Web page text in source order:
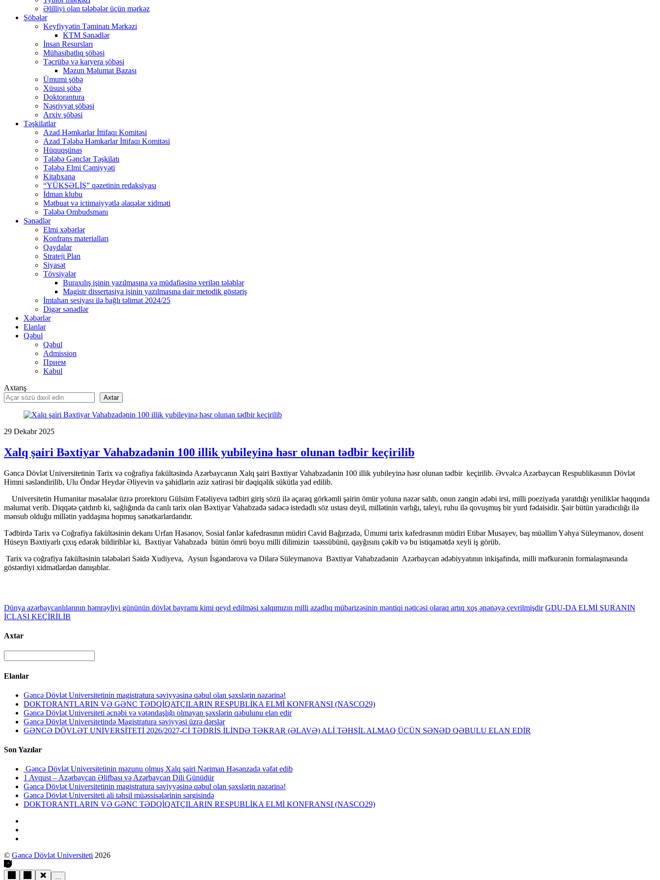
Əlilliyi olan tələbələr üçün mərkəz
Şöbələr
Keyfiyyətin Təminatı Mərkəzi
KTM Sənədlər
İnsan Resursları
Mühasibatlıq şöbəsi
Təcrübə və karyera şöbəsi
Məzun Məlumat Bazası
Ümumi şöbə
Xüsusi şöbə
Doktorantura
Nəşriyyat şöbəsi
Arxiv şöbəsi
Təşkilatlar
Azad Həmkarlar İttifaqı Komitəsi
Azad Tələbə Həmkarlar İttifaqı Komitəsi
Hüquqşünas
Tələbə Gənclər Təşkilatı
Tələbə Elmi Cəmiyyəti
Kitabxana
“YÜKSƏLİŞ” qəzetinin redaksiyası
İdman klubu
Mətbuat və ictimaiyyətlə əlaqələr xidməti
Tələbə Ombudsmanı
Sənədlər
Elmi xəbərlər
Konfrans materialları
Qaydalar
Strateji Plan
Siyasət
Tövsiyələr
Buraxılış işinin yazılmasına və müdafiəsinə verilən tələblər
Magistr dissertasiya işinin yazılmasına dair metodik göstəriş
İmtahan sesiyası ilə bağlı təlimat 2024/25
Digər sənədlər
Xəbərlər
Elanlar
Qəbul
Qəbul
Admission
Прием
Kabul
Axtarış
Axtar
29 Dekabr 2025
Xalq şairi Bəxtiyar Vahabzadənin 100 illik yubileyinə həsr olunan tədbir keçirilib
Gəncə Dövlət Universitetinin Tarix və coğrafiya fakültəsində Azərbaycanın Xalq şairi Bəxtiyar Vahabzadənin 100 illik yubileyinə həsr olunan tədbir keçirilib. Əvvəlcə Azərbaycan Respublikasının Dövlət
Himni səsləndirilib, Ulu Öndər Heydər Əliyevin və şəhidlərin əziz xatirəsi bir dəqiqəlik sükütla yad edilib.
Universitetin Humanitar məsələlər üzrə prorektoru Gülsüm Fətəliyeva tədbiri giriş sözü ilə açaraq görkəmli şairin ömür yoluna nəzər salıb, onun zəngin ədəbi irsi, milli poeziyada yaratdığı yeniliklər haqqında
məlumat verib. Diqqətə çatdırıb ki, sağlığında da canlı tarix olan Bəxtiyar Vahabzadə sadəcə istedadlı söz ustası deyil, millətinin varlığı, taleyi, ruhu ilə qovuşmuş bir yurd fədaisidir. Şair bütün yaradıcılığı ilə
mənsub olduğu millətin yaddaşına hopmuş sənətkarlardandır.
Tədbirdə Tarix və Coğrafiya fakültəsinin dekanı Urfan Həsənov, Sosial fənlər kafedrasının müdiri Cavid Bağırzadə, Ümumi tarix kafedrasının müdiri Etibar Musayev, baş müəllim Yəhya Süleymanov, dosent
Hüseyn Bəxtiyarlı çıxış edərək bildiriblər ki, Bəxtiyar Vahabzadə bütün ömrü boyu milli dilimizin təəssübünü, qayğısını çəkib və bu istiqamətdə xeyli iş görüb.
Tarix və coğrafiya fakültəsinin tələbələri Səidə Xudiyeva, Aysun İsgəndərova və Dilarə Süleymanova Bəxtiyar Vahabzadənin Azərbaycan ədəbiyyatının inkişafında, milli məfkurənin formalaşmasında
göstərdiyi xidmətlərdən danışıblar.
Dünya azərbaycanlılarının həmrəyliyi gününün dövlət bayramı kimi qeyd edilməsi xalqımızın milli azadlıq mübarizəsinin məntiqi nəticəsi olaraq artıq xoş ənənəyə çevrilmişdir GDU-DA ELMİ ŞURANIN
İCLASI KEÇİRİLİB
Axtar
Elanlar
Gəncə Dövlət Universitetinin magistratura səviyyəsinə qəbul olan şəxslərin nəzərinə!
DOKTORANTLARIN VƏ GƏNC TƏDQİQATÇILARIN RESPUBLİKA ELMİ KONFRANSI (NASCO29)
Gəncə Dövlət Universiteti əcnəbi və vətəndaşlığı olmayan şəxslərin qəbulunu elan edir
Gəncə Dövlət Universitetində Magistratura səviyyəsi üzrə dərslər
GƏNCƏ DÖVLƏT UNİVERSİTETİ 2026/2027-Cİ TƏDRİS İLİNDƏ TƏKRAR (ƏLAVƏ) ALİ TƏHSİL ALMAQ ÜÇÜN SƏNƏD QƏBULU ELAN EDİR
Son Yazılar
Gəncə Dövlət Universitetinin məzunu olmuş Xalq şairi Nəriman Həsənzadə vəfat edib
1 Avqust – Azərbaycan Əlifbası və Azərbaycan Dili Günüdür
Gəncə Dövlət Universitetinin magistratura səviyyəsinə qəbul olan şəxslərin nəzərinə!
Gəncə Dövlət Universiteti ali təhsil müəssisələrinin sərgisində
DOKTORANTLARIN VƏ GƏNC TƏDQİQATÇILARIN RESPUBLİKA ELMİ KONFRANSI (NASCO29)
© Gəncə Dövlət Universiteti 2026
…